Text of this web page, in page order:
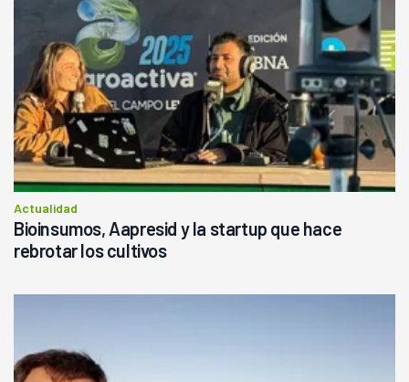
Actualidad
Bioinsumos, Aapresid y la startup que hace
rebrotar los cultivos